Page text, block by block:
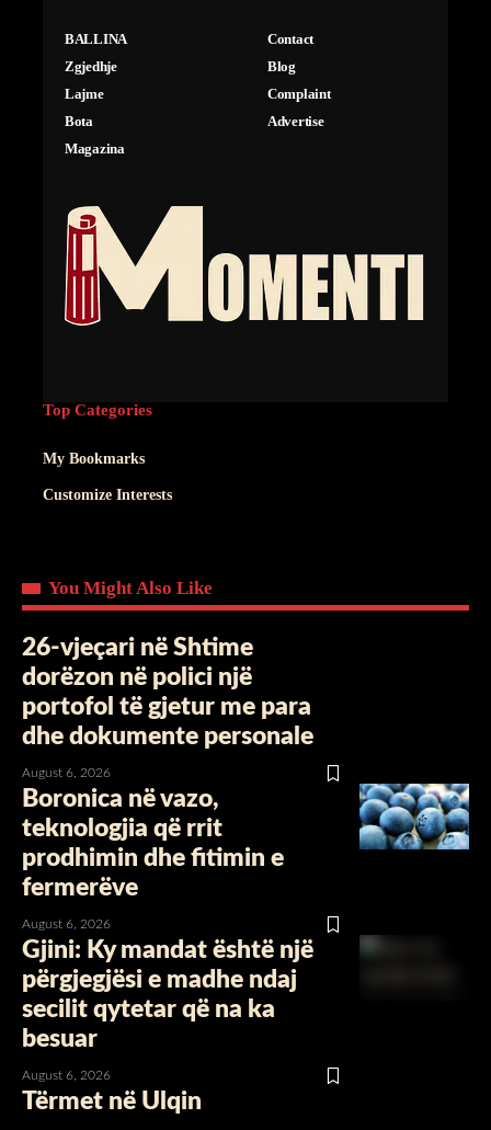
BALLINA
Zgjedhje
Lajme
Bota
Magazina
Contact
Blog
Complaint
Advertise
Top Categories
My Bookmarks
Customize Interests
You Might Also Like
26-vjeçari në Shtime
dorëzon në polici një
portofol të gjetur me para
dhe dokumente personale
August 6, 2026
Boronica në vazo,
teknologjia që rrit
prodhimin dhe fitimin e
fermerëve
August 6, 2026
Gjini: Ky mandat është një
përgjegjësi e madhe ndaj
secilit qytetar që na ka
besuar
August 6, 2026
Tërmet në Ulqin